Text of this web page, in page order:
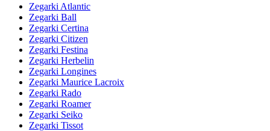
Zegarki Atlantic
Zegarki Ball
Zegarki Certina
Zegarki Citizen
Zegarki Festina
Zegarki Herbelin
Zegarki Longines
Zegarki Maurice Lacroix
Zegarki Rado
Zegarki Roamer
Zegarki Seiko
Zegarki Tissot